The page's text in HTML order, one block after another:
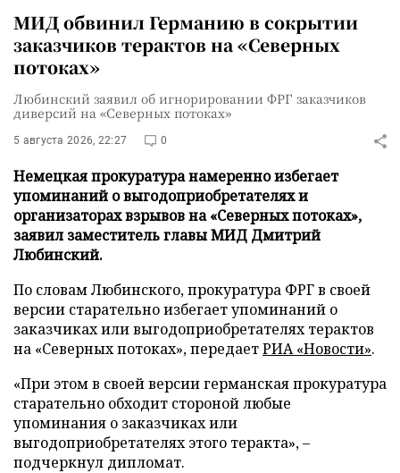
МИД обвинил Германию в сокрытии
заказчиков терактов на «Северных
потоках»
Любинский заявил об игнорировании ФРГ заказчиков
диверсий на «Северных потоках»
5 августа 2026, 22:27 0
Немецкая прокуратура намеренно избегает
упоминаний о выгодоприобретателях и
организаторах взрывов на «Северных потоках»,
заявил заместитель главы МИД Дмитрий
Любинский.
По словам Любинского, прокуратура ФРГ в своей
версии старательно избегает упоминаний о
заказчиках или выгодоприобретателях терактов
на «Северных потоках», передаетРИА «Новости».
«При этом в своей версии германская прокуратура
старательно обходит стороной любые
упоминания о заказчиках или
выгодоприобретателях этого теракта», –
подчеркнул дипломат.